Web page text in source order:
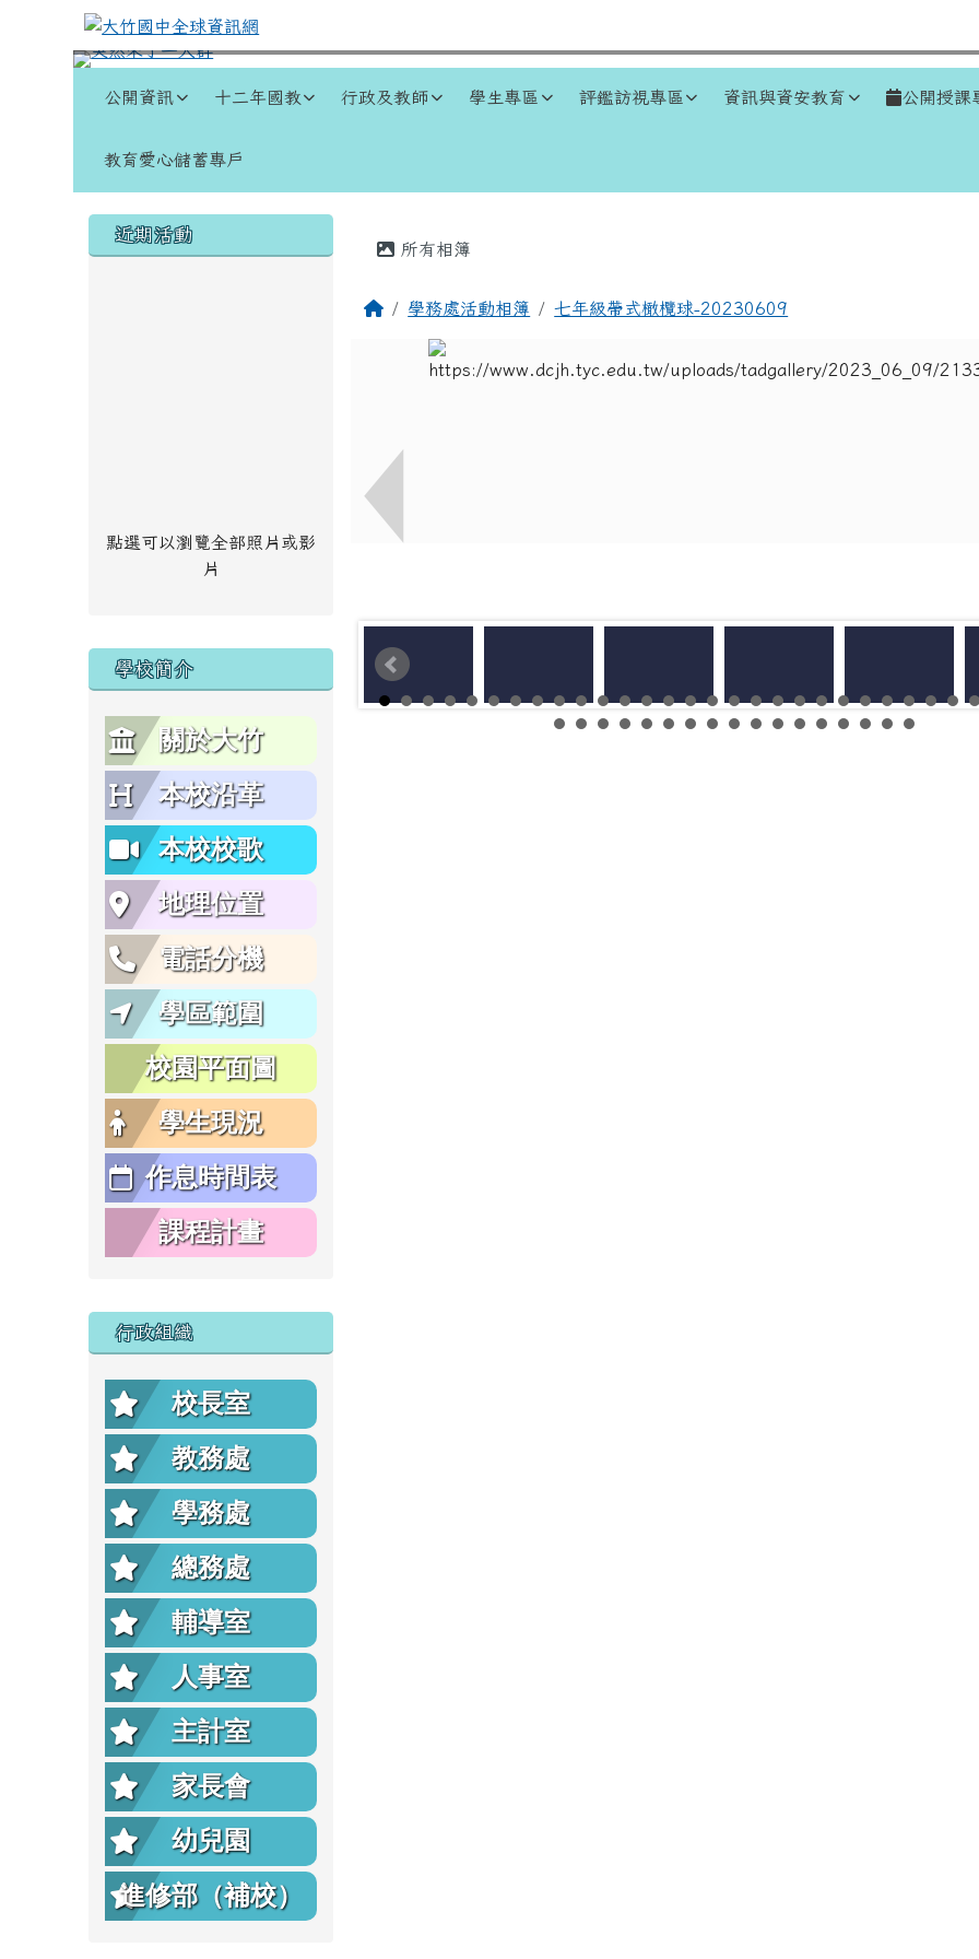
跳至主內容區
大竹國中全球資訊網
公開資訊 十二年國教 行政及教師 學生專區 評鑑訪視專區 資訊與資安教育 公開授課
教育愛心儲蓄專戶
左邊區域內容
近期活動
點選可以瀏覽全部照片或影
片
學校簡介
關於大竹
本校沿革
本校校歌
地理位置
電話分機
學區範圍
校園平面圖
學生現況
作息時間表
課程計畫
行政組織
校長室
教務處
學務處
總務處
輔導室
人事室
主計室
家長會
幼兒園
進修部（補校）
主內容區域
所有相簿
回首頁學務處活動相簿 七年級帶式橄欖球-20230609
頁尾區域